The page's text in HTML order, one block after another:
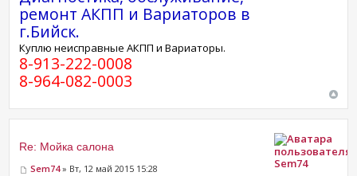
ремонт АКПП и Вариаторов в
г.Бийск.
Куплю неисправные АКПП и Вариаторы.
8-913-222-0008
8-964-082-0003
Re: Мойка салона
Sem74» Вт, 12 май 2015 15:28 Sem74